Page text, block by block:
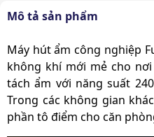
Mô tả sản phẩm
Máy hút ẩm công nghiệp
không khí mới mẻ cho
tách ẩm với năng suất
Trong các không gian
phần tô điểm cho căn